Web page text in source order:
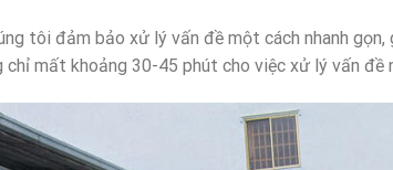
tôi đảm bảo xử lý vấn đề một cách nhanh
mất khoảng 30-45 phút cho việc xử lý vấn đề